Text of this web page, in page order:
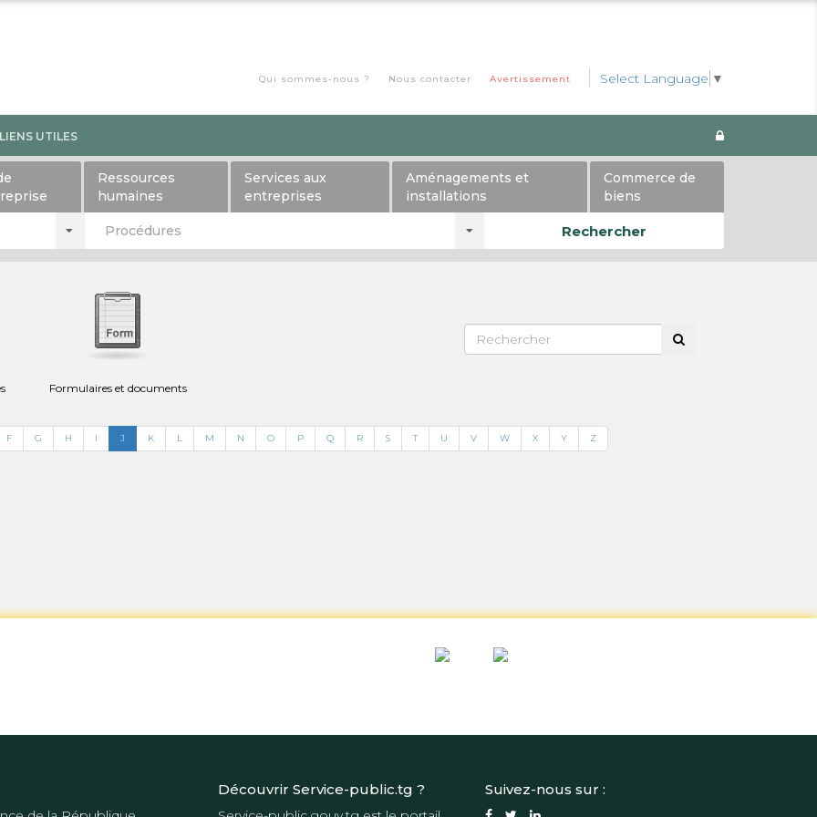
Qui sommes-nous ? Nous contacter Avertissement Select Language ▼
LIENS UTILES
Ressources
humaines
Services aux
entreprises
Aménagements et
installations
Commerce de
biens
Procédures Rechercher
Formulaires et documents
F G H I J K L M N O P Q R S T U V W X Y Z
Découvrir Service-public.tg ? Suivez-nous sur :